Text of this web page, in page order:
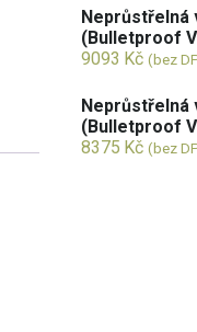
Neprůstřelná
(Bulletproof
9093 Kč (bez
Neprůstřelná
(Bulletproof
8375 Kč (bez